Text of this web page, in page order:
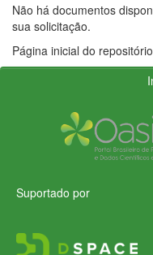
Não há documentos
sua solicitação.
Página inicial do repositório
Suportado por